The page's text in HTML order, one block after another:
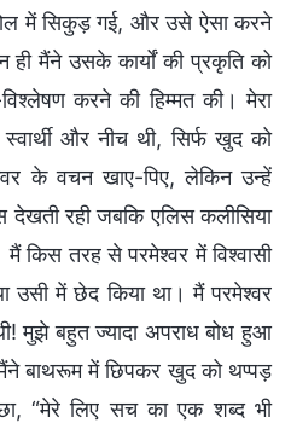
में सिकुड़ गई, और उसे ऐसा करने
ही मैंने उसके कार्यों की प्रकृति को
करने की हिम्मत की। मेरा
और नीच थी, सिर्फ खुद को
के वचन खाए-पिए, लेकिन उन्हें
रही जबकि एलिस कलीसिया
किस तरह से परमेश्वर में विश्वासी
उसी में छेद किया था। मैं परमेश्वर
मुझे बहुत ज्यादा अपराध बोध हुआ
में छिपकर खुद को थप्पड़
“मेरे लिए सच का एक शब्द भी